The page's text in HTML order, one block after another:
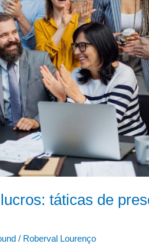
táticas de
/ Roberval Lourenço